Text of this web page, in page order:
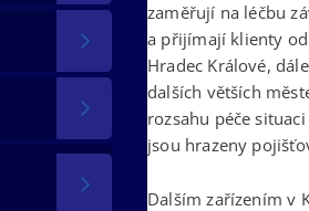
zaměřují na léčbu
a přijímají klienty od
Hradec Králové,
dalších větších
rozsahu péče
jsou hrazeny
Dalším zařízením v